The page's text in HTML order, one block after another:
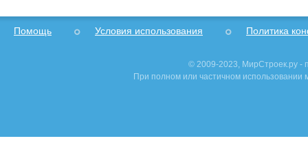
Помощь Условия использования Политика
© 2009-2023, МирСтроек.ру -
При полном или частичном использовании